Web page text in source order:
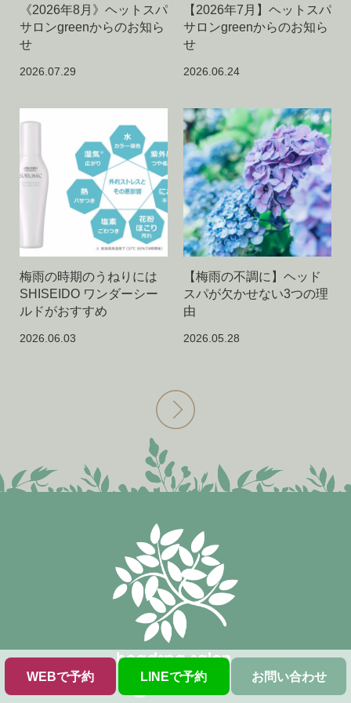
WEBで予約 LINEで予約 お問い合わせ
《2026年8月》ヘットスパ
サロンgreenからのお知ら
せ
2026.07.29
【2026年7月】ヘットスパ
サロンgreenからのお知ら
せ
2026.06.24
梅雨の時期のうねりには
SHISEIDO ワンダーシー
ルドがおすすめ
2026.06.03
【梅雨の不調に】ヘッド
スパが欠かせない3つの理
由
2026.05.28